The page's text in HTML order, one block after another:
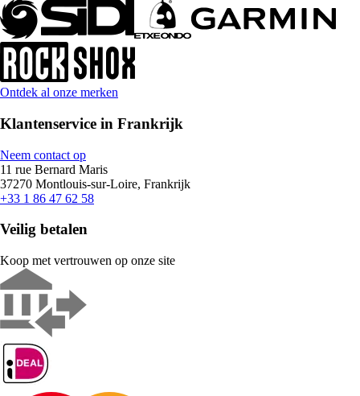
Ontdek al onze merken
Klantenservice in Frankrijk
Neem contact op
11 rue Bernard Maris
37270 Montlouis-sur-Loire, Frankrijk
+33 1 86 47 62 58
Veilig betalen
Koop met vertrouwen op onze site